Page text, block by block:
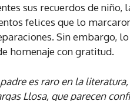
sus recuerdos de
felices que lo
Sin embargo,
homenaje con gratitud.
es raro en la
Llosa, que parecen